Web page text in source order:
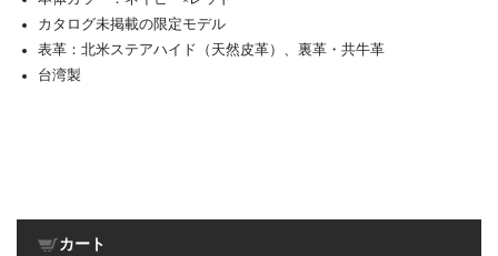
カタログ未掲載の限定モデル
表革：北米ステアハイド（天然皮革）、裏革・共牛革
台湾製
カート